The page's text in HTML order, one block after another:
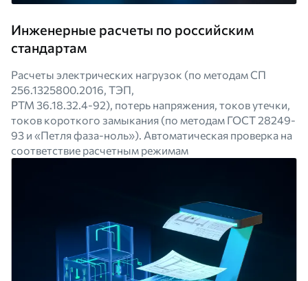
Инженерные расчеты по российским
стандартам
Расчеты электрических нагрузок (по методам СП
256.1325800.2016, ТЭП,
РТМ 36.18.32.4-92), потерь напряжения, токов утечки,
токов короткого замыкания (по методам ГОСТ 28249-
93 и «Петля фаза-ноль»). Автоматическая проверка на
соответствие расчетным режимам